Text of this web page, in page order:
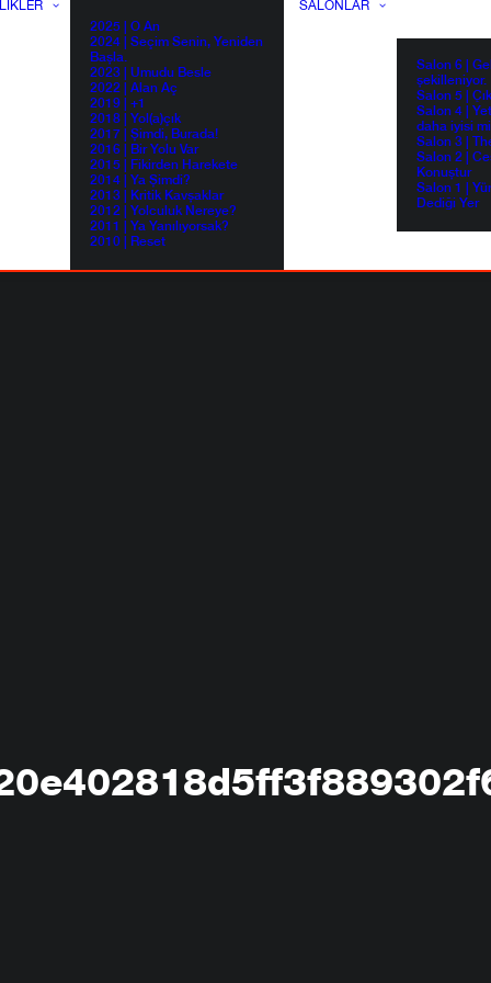
2025 | O An
2024 | Seçim Senin, Yeniden
Başla.
2023 | Umudu Besle
2022 | Alan Aç
2019 | +1
2018 | Yol(a)çık
2017 | Şimdi, Burada!
2016 | Bir Yolu Var
2015 | Fikirden Harekete
2014 | Ya Şimdi?
2013 | Kritik Kavşaklar
2012 | Yolculuk Nereye?
2011 | Ya Yanılıyorsak?
2010 | Reset
SALONLAR
Salon 6 |
şekilleniyor.
Salon 5 |
Salon 4 |
daha iyisi
Salon 3 |
Salon 2 |
Konuştur
Salon 1 |
Dediği Yer